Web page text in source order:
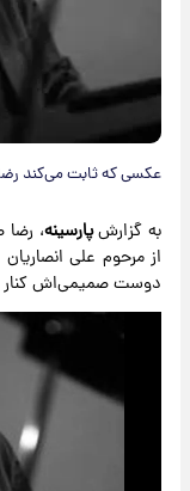
عکسی که ثابت می‌کند
به گزارشپارسینه، رضا
از مرحوم علی
دوست صمیمی‌اش کنار